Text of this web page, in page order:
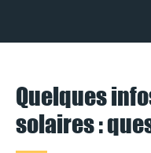
Quelques
solaires :